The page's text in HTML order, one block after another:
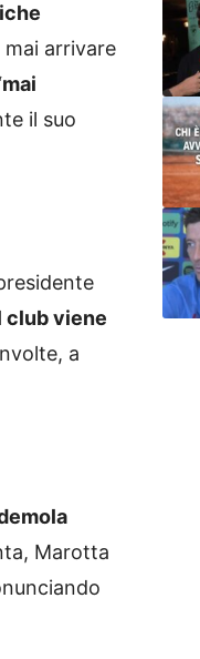
arrivare
mai
il suo
club viene
a
Marotta